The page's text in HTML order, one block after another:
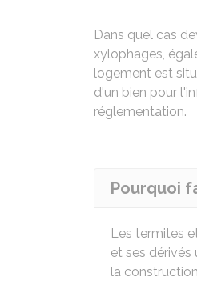
Dans quel cas
xylophages,
logement est
d'un bien pour
réglementation.
Pourquoi
Les termites
et ses
la